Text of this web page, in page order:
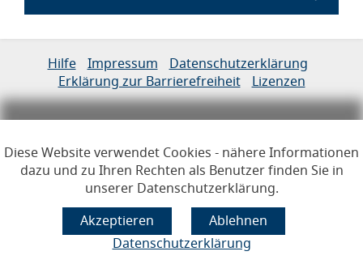
Diese Website verwendet Cookies - nähere Informationen
dazu und zu Ihren Rechten als Benutzer finden Sie in
unserer Datenschutzerklärung.
Datenschutzerklärung
Links zur Hilfe, Impressum, Datenschutzerklärung,
Hilfe Impressum Datenschutzerklärung
Erklärung zur Barrierefreiheit Lizenzen
Öffnet im Dialogfenster.
Ihre Sitzung läuft aus in24Minuten
Hauptregion der Seite